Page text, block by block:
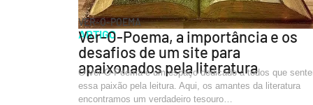
VER-O-POEMA
ARTIGO
Ver-O-Poema, a importância e os
desafios de um site para
apaixonados pela literatura
O Ver-O-Poema é um espaço dedicado a todos que
essa paixão pela leitura. Aqui, os amantes da literatura
encontramos um verdadeiro tesouro…